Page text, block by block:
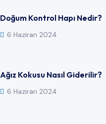
Doğum Kontrol Hapı Nedir?
6 Haziran 2024
Ağız Kokusu Nasıl Giderilir?
6 Haziran 2024